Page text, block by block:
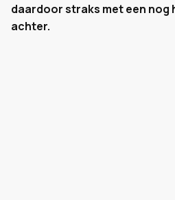
daardoor straks met een nog
achter.